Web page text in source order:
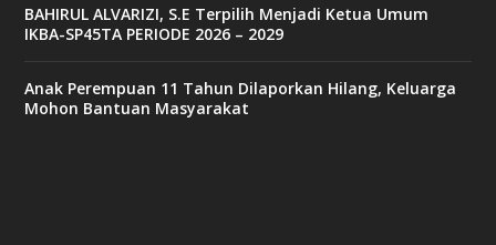
BAHIRUL ALVARIZI, S.E Terpilih Menjadi Ketua Umum
IKBA-SP45TA PERIODE 2026 – 2029
Anak Perempuan 11 Tahun Dilaporkan Hilang, Keluarga
Mohon Bantuan Masyarakat